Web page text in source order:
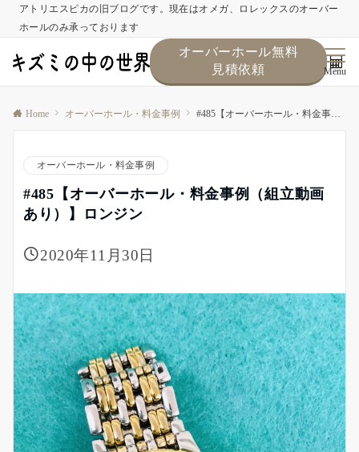
アトリエスピカの旧ブログです。現在はオメガ、ロレックスのオーバー
ホールのみ承っております
オーバーホール無料
見積依頼
Menu
Home オーバーホール・料金事例 #485【オーバーホール・料金事例（組立動画あり）】ロンジン
オーバーホール・料金事例
#485【オーバーホール・料金事例（組立動画
あり）】ロンジン
2020年11月30日